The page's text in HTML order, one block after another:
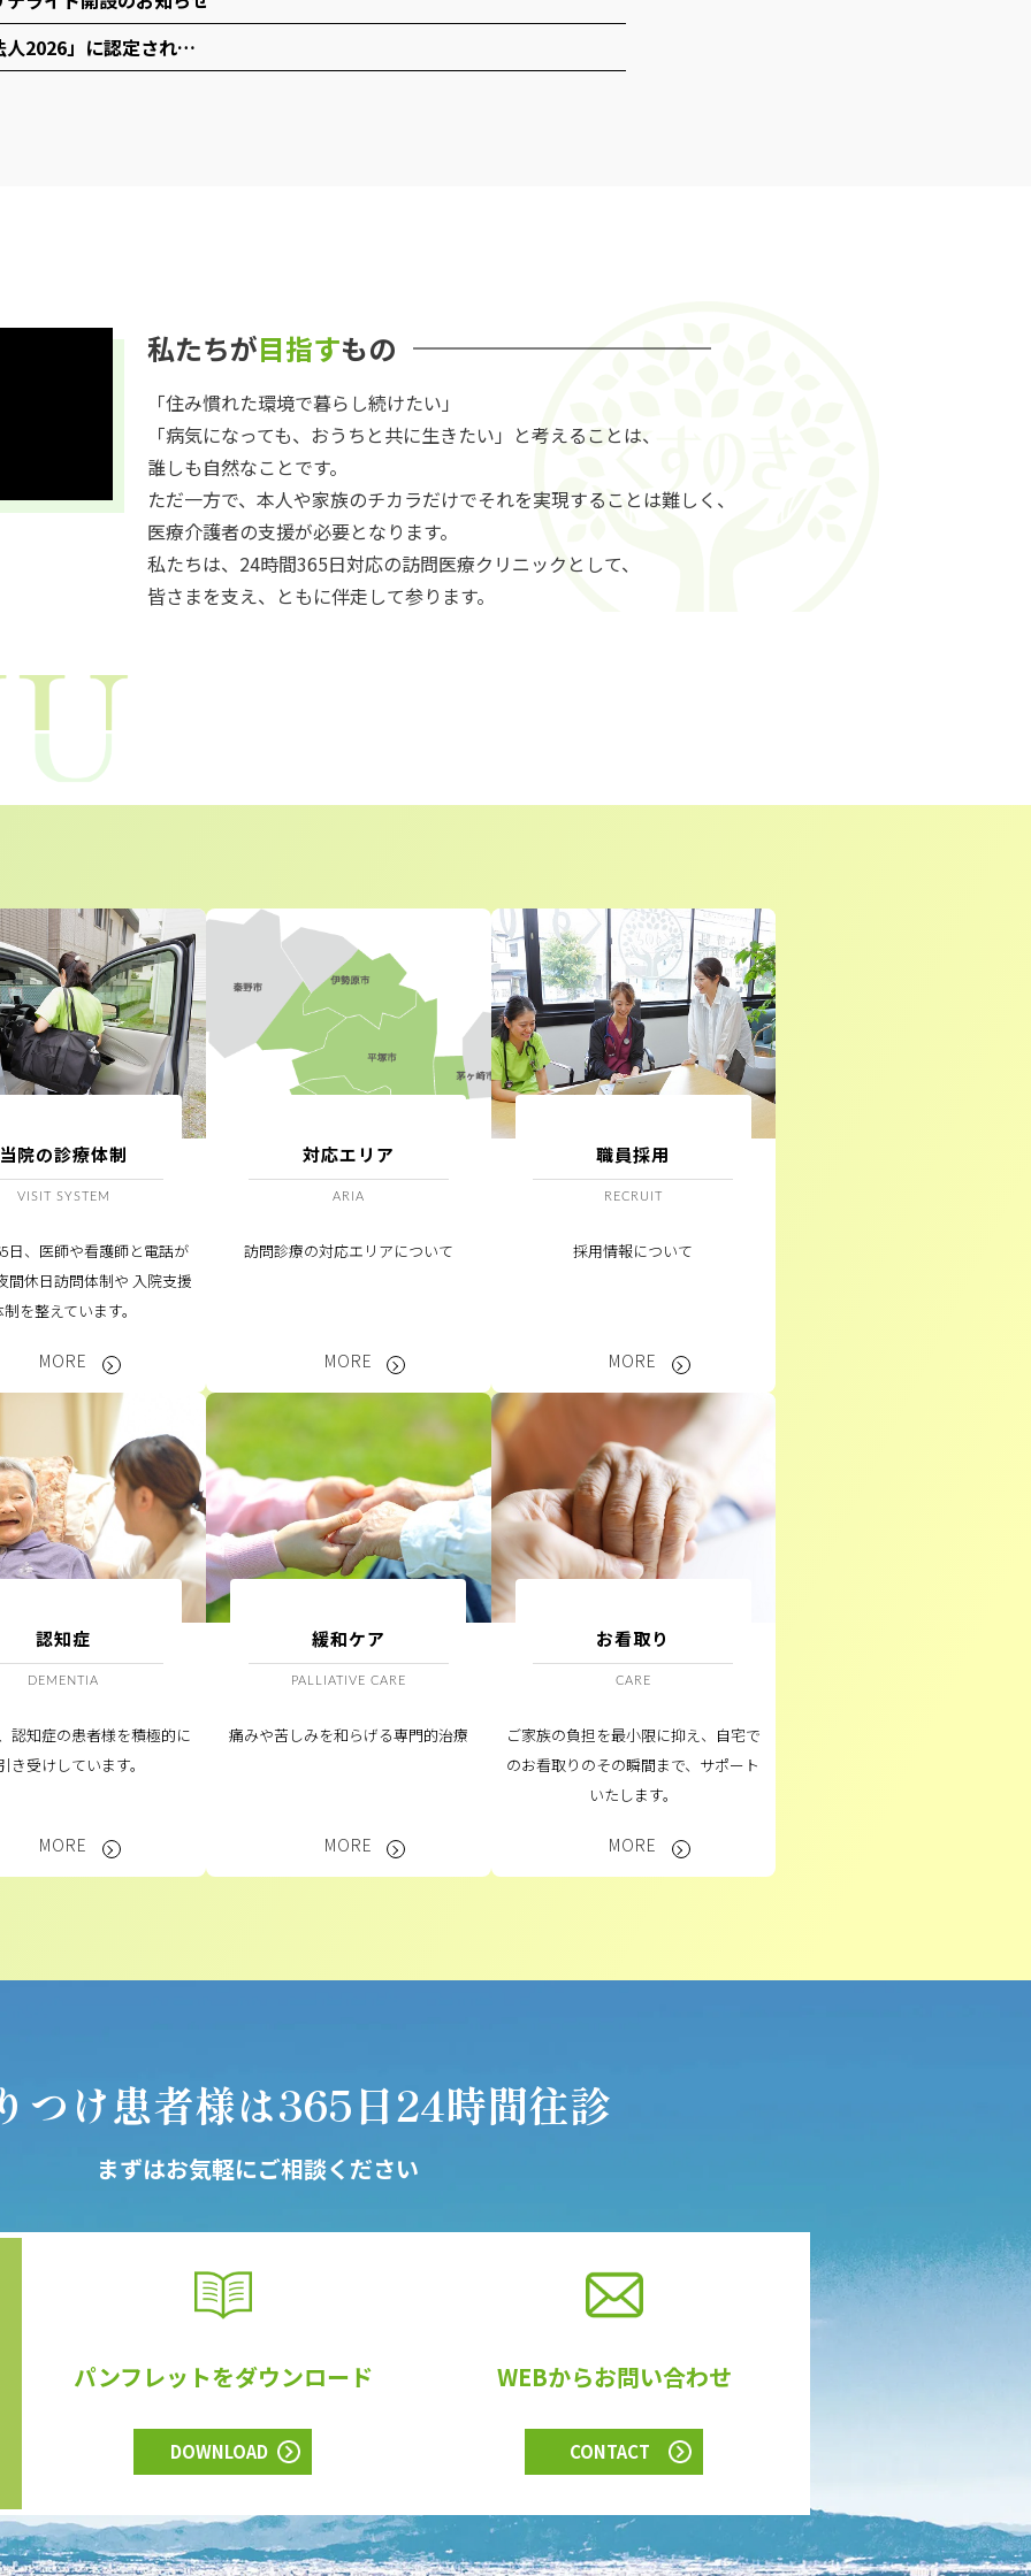
人2026」に認定され…
私たちが目指すもの
「住み慣れた環境で暮らし続けたい」
「病気になっても、おうちと共に生きたい」と考えることは、
誰しも自然なことです。
ただ一方で、本人や家族のチカラだけでそれを実現することは難しく、
医療介護者の支援が必要となります。
私たちは、24時間365日対応の訪問医療クリニックとして、
皆さまを支え、ともに伴走して参ります。
当院の診療体制
VISIT SYSTEM
日、医師や看護師と電話が
間休日訪問体制や 入院支援
制を整えています。
MORE
対応エリア
ARIA
訪問診療の対応エリアについて
MORE
職員採用
RECRUIT
採用情報について
MORE
認知症
DEMENTIA
認知症の患者様を積極的に
き受けしています。
MORE
緩和ケア
PALLIATIVE CARE
痛みや苦しみを和らげる専門的治療
MORE
お看取り
CARE
ご家族の負担を最小限に抑え、自宅で
のお看取りのその瞬間まで、サポート
いたします。
MORE
つけ患者様は365日24時間往診
まずはお気軽にご相談ください
パンフレットをダウンロード
DOWNLOAD
WEBからお問い合わせ
CONTACT